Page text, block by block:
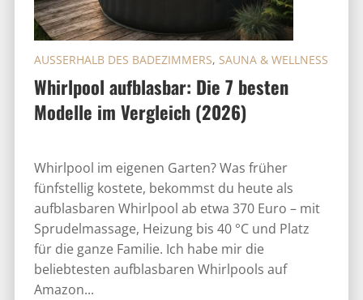
Whirlpool aufblasbar: Die 7 besten
Modelle im Vergleich (2026)
AUSSERHALB DES BADEZIMMERS , SAUNA & WELLNESS
Whirlpool im eigenen Garten? Was früher
fünfstellig kostete, bekommst du heute als
aufblasbaren Whirlpool ab etwa 370 Euro – mit
Sprudelmassage, Heizung bis 40 °C und Platz
für die ganze Familie. Ich habe mir die
beliebtesten aufblasbaren Whirlpools auf
Amazon...